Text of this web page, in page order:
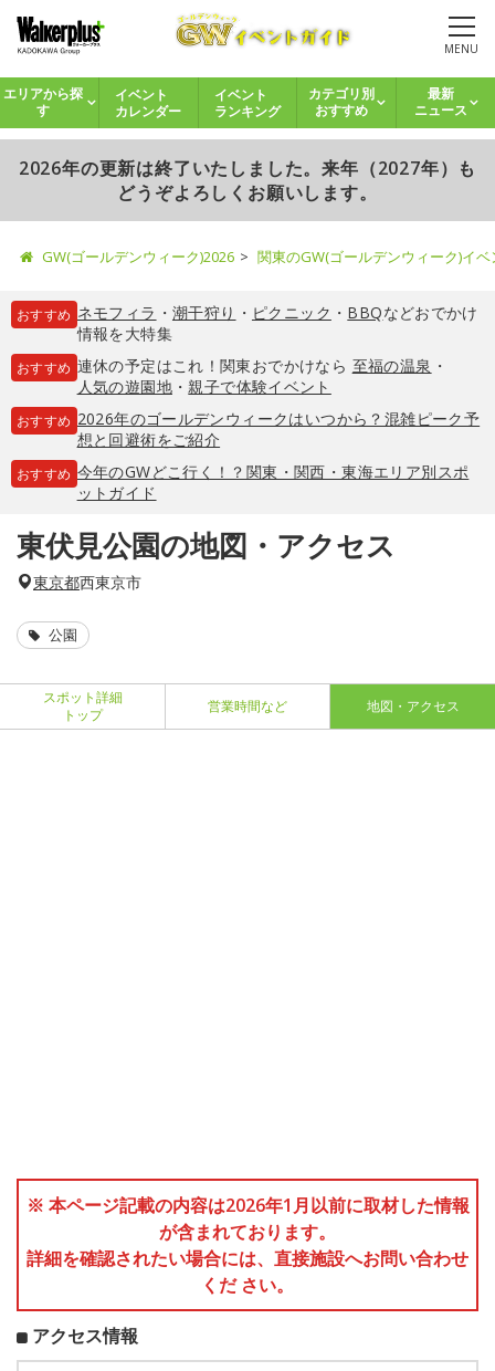
MENU
エリアから探
す
イベント
カレンダー
イベント
ランキング
カテゴリ別
おすすめ
最新
ニュース
2026年の更新は終了いたしました。来年（2027年）も
どうぞよろしくお願いします。
GW(ゴールデンウィーク)2026 関東のGW(ゴールデンウィーク)イ
おすすめ ネモフィラ ・ 潮干狩り ・ ピクニック ・ BBQなどおでかけ
情報を大特集
おすすめ 連休の予定はこれ！関東おでかけなら 至福の温泉 ・
人気の遊園地・親子で体験イベント
おすすめ 2026年のゴールデンウィークはいつから？混雑ピーク予
想と回避術をご紹介
おすすめ 今年のGWどこ行く！？関東・関西・東海エリア別スポ
ットガイド
東伏見公園の地図・アクセス
東京都西東京市
公園
スポット詳細
トップ
営業時間など 地図・アクセス
※ 本ページ記載の内容は2026年1月以前に取材した情報
が含まれております。
詳細を確認されたい場合には、直接施設へお問い合わせ
くだ さい。
アクセス情報